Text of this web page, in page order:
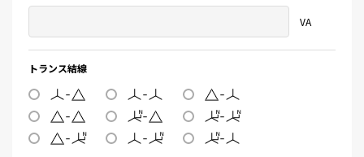
VA
トランス結線